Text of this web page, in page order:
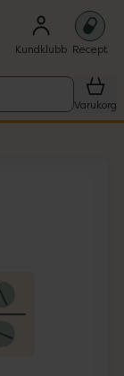
Kundklubb Recept
Varukorg